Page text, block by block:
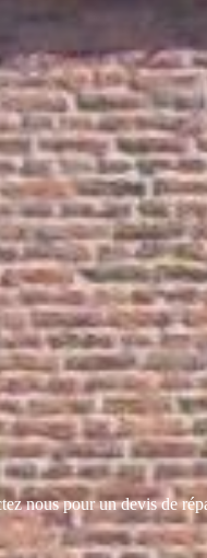
nous pour un devis de